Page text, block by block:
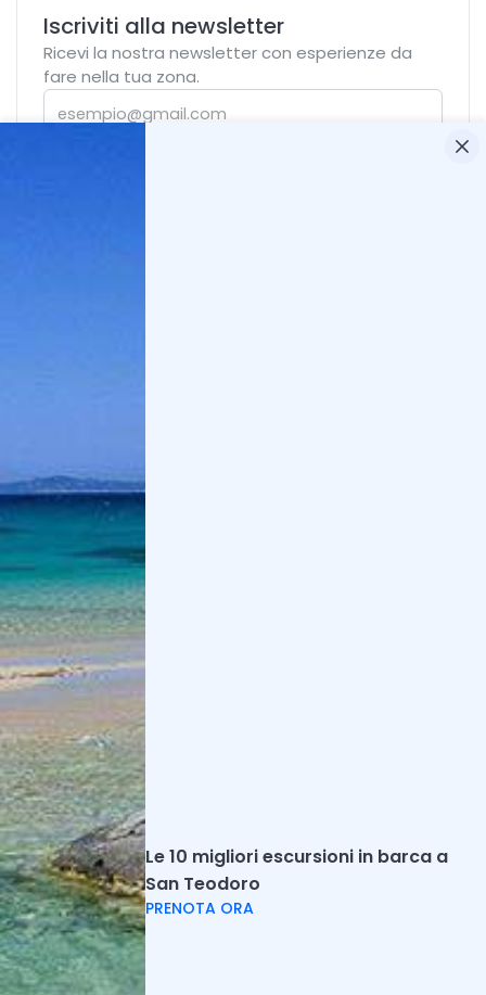
Le 10 migliori escursioni in barca a
San Teodoro
PRENOTA ORA
Iscriviti alla newsletter
Ricevi la nostra newsletter con esperienze da
fare nella tua zona.
Spiaggia Cala d'Ambra: informazioni utili e
suggerimenti
suggerimenti sulla Spiaggia di Cala d'Ambra
a San Teodoro....
Spiaggia Lu Impostu: informazioni e
suggerimenti
Scopri la spiaggia di Lu Impostu, vicino a San
Teodoro, tra escursioni in barca, snorkeling e
altre attività....
Pagine correlate
Escursioni in Quad in Sardegna: Le 7 migliori
Tutte le escursioni in quad in Sardegna, da
Iglesias, Villasimius, Burcei oppure
Sant'Antioco. Scoprile tutte....
Passeggiate a Cavallo in Sardegna: Le 10